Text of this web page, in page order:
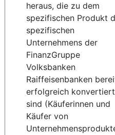
heraus, die zu dem
spezifischen Produkt
spezifischen
Unternehmens der
FinanzGruppe
Volksbanken
Raiffeisenbanken
erfolgreich konvertiert
sind (Käuferinnen und
Käufer von